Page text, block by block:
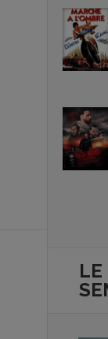
LE